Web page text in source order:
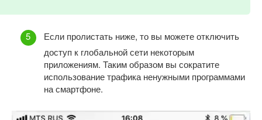
Если пролистать ниже, то вы можете отключить
доступ к глобальной сети некоторым
приложениям. Таким образом вы сократите
использование трафика ненужными программами
на смартфоне.